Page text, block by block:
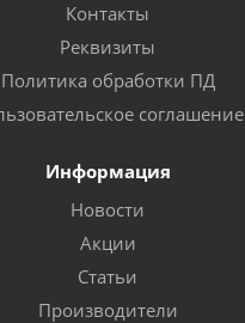
Контакты
Реквизиты
Политика обработки ПД
соглашение
Информация
Новости
Акции
Статьи
Производители